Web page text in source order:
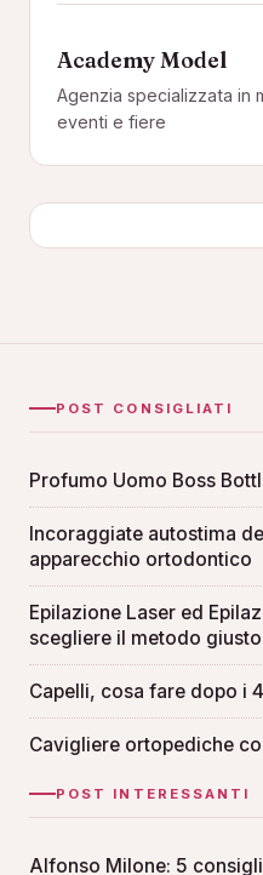
Academy Model
Agenzia specializzata in
eventi e fiere
POST CONSIGLIATI
Profumo Uomo Boss
Incoraggiate autostima
apparecchio ortodontico
Epilazione Laser ed
scegliere il metodo giusto
Capelli, cosa fare dopo i
Cavigliere ortopediche
POST INTERESSANTI
Alfonso Milone: 5